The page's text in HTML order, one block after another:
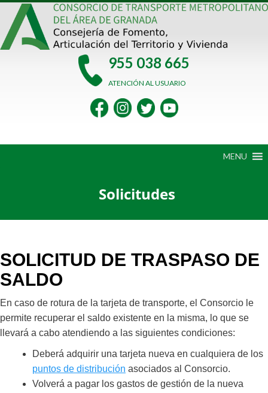
Saltar
contenido
955 038 665
ATENCIÓN AL USUARIO
MENU
Solicitudes
SOLICITUD DE TRASPASO DE
SALDO
En caso de rotura de la tarjeta de transporte, el Consorcio le
permite recuperar el saldo existente en la misma, lo que se
llevará a cabo atendiendo a las siguientes condiciones:
Deberá adquirir una tarjeta nueva en cualquiera de los
puntos de distribución asociados al Consorcio.
Volverá a pagar los gastos de gestión de la nueva